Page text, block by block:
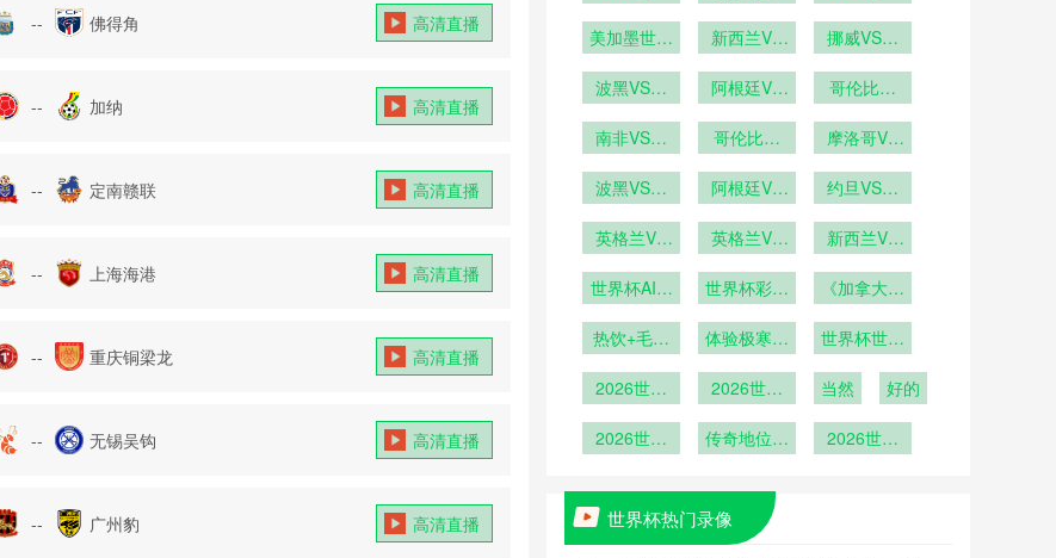
-- 佛得角 高清直播
-- 加纳 高清直播
-- 定南赣联 高清直播
-- 上海海港 高清直播
-- 重庆铜梁龙 高清直播
-- 无锡吴钩 高清直播
-- 广州豹 高清直播
成为世界杯
场馆混合用
衣室动线设
美加墨世界
在大都会人
准基准点
新西兰VS
西兰VS埃
挪威VS塞
VS塞内加
波黑VS卡
黑VS卡塔
阿根廷VS
廷VS奥地
哥伦比亚
伦比亚VS
南非VS韩
VS韩国在
哥伦比亚
播哥伦比亚
线直播
摩洛哥VS
VS海地直
波黑VS卡
VS卡塔尔
阿根廷VS
阿根廷VS
直播
约旦VS阿
播约旦VS
在线直播
英格兰VS
VS加纳直
英格兰VS
格兰VS加
新西兰VS
VS埃及直
世界杯AI预
集体抗议
世界杯彩票
球迷最
门”？
《加拿大球
对”：零下
热饮+毛毯
体验极寒狂
世界杯世界
主表现
2026世界
大黑马之旅
2026世界
大决赛进球
当然 好的
2026世界
星：梅西位
列第8
传奇地位无
2026世界
世界杯热门录像